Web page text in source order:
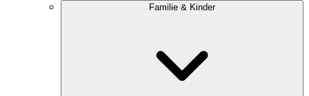
Familie & Kinder